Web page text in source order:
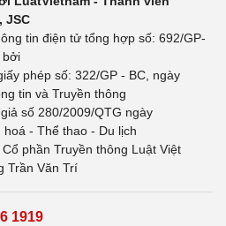
JSC
tin điện tử tổng hợp số: 692/GP-
bởi
phép số: 322/GP - BC, ngày
tin và Truyền thông
số 280/2009/QTG ngày
- Thể thao - Du lịch
phần Truyền thông Luật Việt
Trần Văn Trí
1919